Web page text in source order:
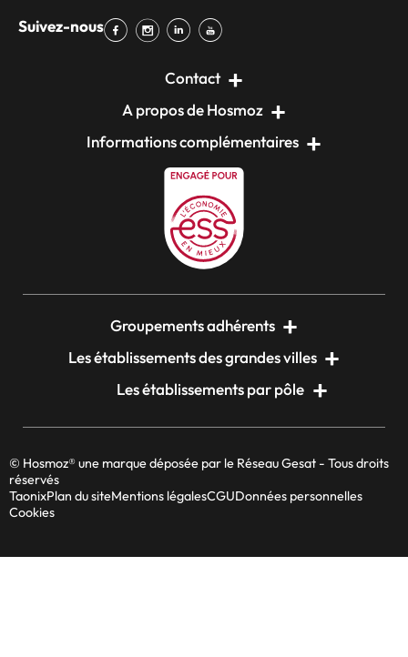
Suivez-nous
Contact
A propos de Hosmoz
Informations complémentaires
Groupements adhérents
Les établissements des grandes villes
Les établissements par pôle
© Hosmoz® une marque déposée par le Réseau Gesat - Tous droits
réservés
TaonixPlan du siteMentions légalesCGUDonnées personnelles
Cookies